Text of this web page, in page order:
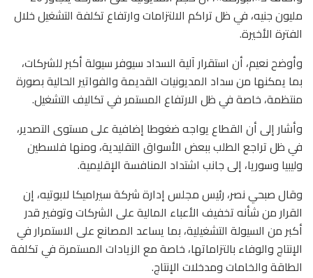
مليون جنيه، في ظل تراكم الالتزامات وارتفاع تكلفة التشغيل خلال
الفترة الأخيرة.
وأوضح نعيم، أن استقرار آلية السداد سيوفر سيولة أكبر للشركات،
بما يمكنها من سداد المديونيات القديمة والفواتير الحالية بصورة
منتظمة، خاصة في ظل الارتفاع المستمر في تكاليف التشغيل.
وأشار إلى أن القطاع يواجه ضغوطا إضافية على مستوى التصدير،
في ظل تراجع الطلب ببعض الأسواق التقليدية، ومنها فلسطين
وليبيا وسوريا، إلى جانب اشتداد المنافسة الإقليمية.
وقال صبحي نصر، رئيس مجلس إدارة شركة سيراميكا لابوتيه، إن
القرار من شأنه تخفيف الأعباء المالية على الشركات وتوفير قدر
أكبر من السيولة التشغيلية، بما يساعد المصانع على الاستمرار في
الإنتاج والوفاء بالتزاماتها، خاصة مع الزيادات المستمرة في تكلفة
الطاقة والخامات ومدخلات الإنتاج.